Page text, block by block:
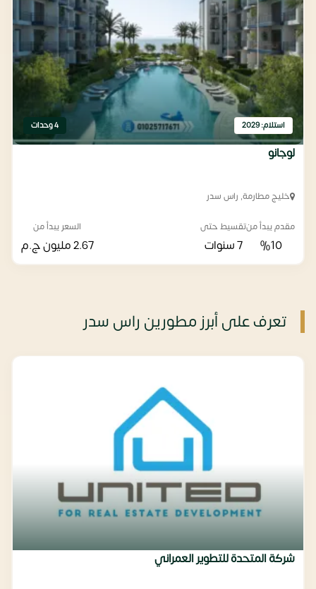
استلام: 2029 4 وحدات
لوجانو
خليج مطارمة, راس سدر
مقدم يبدأ من
%10
تقسيط حتى
7 سنوات
السعر يبدأ من
2.67 مليون ج.م
تعرف على أبرز مطورين راس سدر
شركة المتحدة للتطوير العمراني